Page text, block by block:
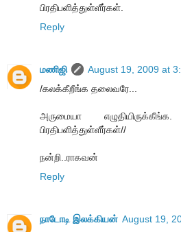
பிரதிபளித்துள்ளீர்கள்.
Reply
மணிஜி
August 19, 2009 at
/கலக்கீறீங்க தலைவரே...
அருமையா
பிரதிபளித்துள்ளீர்கள்//
நன்றி..ராகவன்
Reply
நாடோடி இலக்கியன் August 19,